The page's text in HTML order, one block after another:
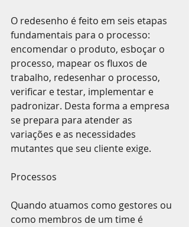
O redesenho é feito em seis etapas
fundamentais para o processo:
encomendar o produto, esboçar o
processo, mapear os fluxos de
trabalho, redesenhar o processo,
verificar e testar, implementar e
padronizar. Desta forma a empresa
se prepara para atender as
variações e as necessidades
mutantes que seu cliente exige.
Processos
Quando atuamos como gestores ou
como membros de um time é